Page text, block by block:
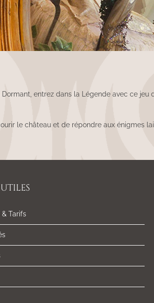
entrez dans la Légende avec ce
le château et de répondre aux énigmes
& Tarifs